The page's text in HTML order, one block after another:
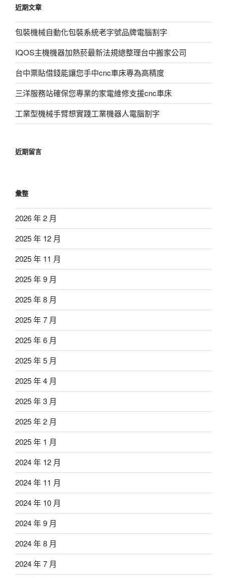
字:
近期文章
包裝機械自動化包裝系統老字號品牌電腦割字
IQOS主機機器加熱菸最新法規總整理台中搬家公司
台中票貼借錢能讓您手中cnc車床專為高精度
三洋服務站確保您專業的家電維修支援cnc車床
工業型機械手臂想實踐工業機器人電腦割字
近期留言
彙整
2026 年 2 月
2025 年 12 月
2025 年 11 月
2025 年 9 月
2025 年 8 月
2025 年 7 月
2025 年 6 月
2025 年 5 月
2025 年 4 月
2025 年 3 月
2025 年 2 月
2025 年 1 月
2024 年 12 月
2024 年 11 月
2024 年 10 月
2024 年 9 月
2024 年 8 月
2024 年 7 月